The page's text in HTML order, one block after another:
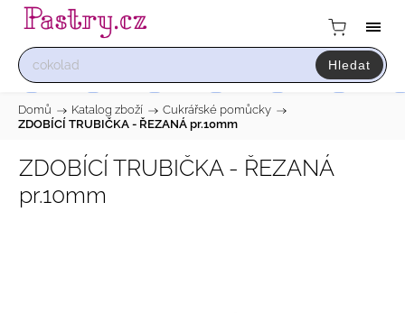
Hledat
Domů / Katalog zboží / Cukrářské pomůcky /
ZDOBÍCÍ TRUBIČKA - ŘEZANÁ pr.10mm
ZDOBÍCÍ TRUBIČKA - ŘEZANÁ
pr.10mm